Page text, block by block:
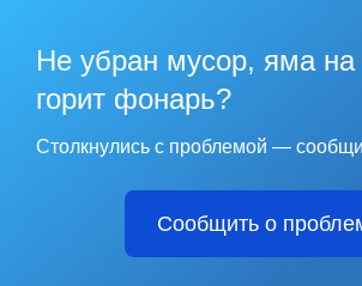
Не убран мусор, яма на
горит фонарь?
Столкнулись с проблемой —
Сообщить о